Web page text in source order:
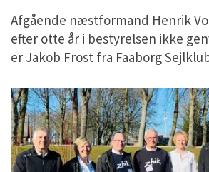
Afgående næstformand Henrik
efter otte år i bestyrelsen ikke
er Jakob Frost fra Faaborg